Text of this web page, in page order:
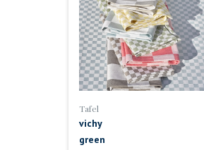
Tafel
vichy
green